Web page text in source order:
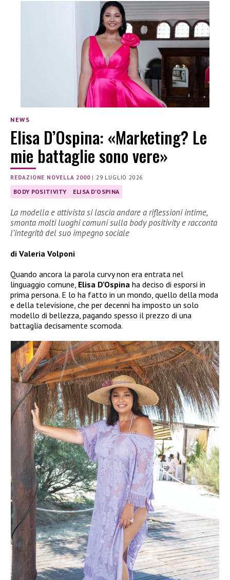
NEWS
Elisa D’Ospina: «Marketing? Le
mie battaglie sono vere»
REDAZIONE NOVELLA 2000|29 LUGLIO 2026
BODY POSITIVITY ELISA D'OSPINA
La modella e attivista si lascia andare a riflessioni intime,
smonta molti luoghi comuni sulla body positivity e racconta
l’integrità del suo impegno sociale
di Valeria Volponi
Quando ancora la parola curvy non era entrata nel
linguaggio comune, Elisa D’Ospina ha deciso di esporsi in
prima persona. E lo ha fatto in un mondo, quello della moda
e della televisione, che per decenni ha imposto un solo
modello di bellezza, pagando spesso il prezzo di una
battaglia decisamente scomoda.